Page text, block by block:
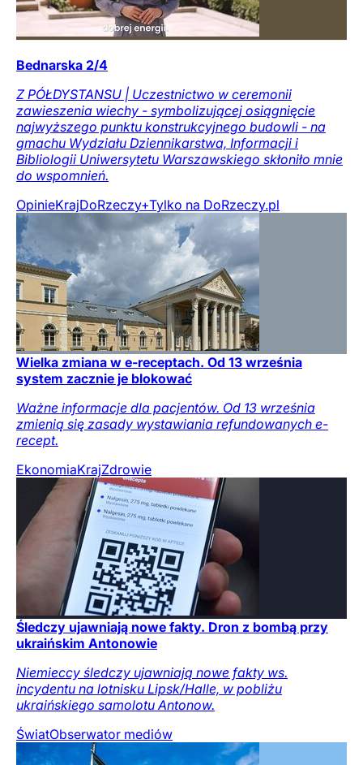
Bednarska 2/4
Z PÓŁDYSTANSU | Uczestnictwo w ceremonii
zawieszenia wiechy - symbolizującej osiągnięcie
najwyższego punktu konstrukcyjnego budowli - na
gmachu Wydziału Dziennikarstwa, Informacji i
Bibliologii Uniwersytetu Warszawskiego skłoniło mnie
do wspomnień.
OpinieKrajDoRzeczy+Tylko na DoRzeczy.pl
Wielka zmiana w e-receptach. Od 13 września
system zacznie je blokować
Ważne informacje dla pacjentów. Od 13 września
zmienią się zasady wystawiania refundowanych e-
recept.
EkonomiaKrajZdrowie
Śledczy ujawniają nowe fakty. Dron z bombą przy
ukraińskim Antonowie
Niemieccy śledczy ujawniają nowe fakty ws.
incydentu na lotnisku Lipsk/Halle, w pobliżu
ukraińskiego samolotu Antonow.
ŚwiatObserwator mediów